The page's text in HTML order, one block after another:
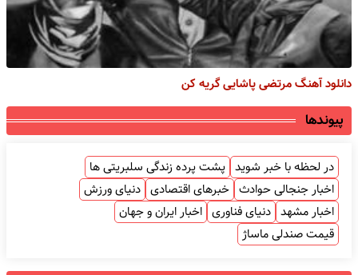
دانلود آهنگ مرتضی پاشایی گریه کن
پیوندها
در لحظه با خبر شوید پشت پرده زندگی سلبریتی ها
اخبار جنجالی حوادث خبرهای اقتصادی دنیای ورزش
اخبار مشهد دنیای فناوری اخبار ایران و جهان
قیمت صندلی ماساژ